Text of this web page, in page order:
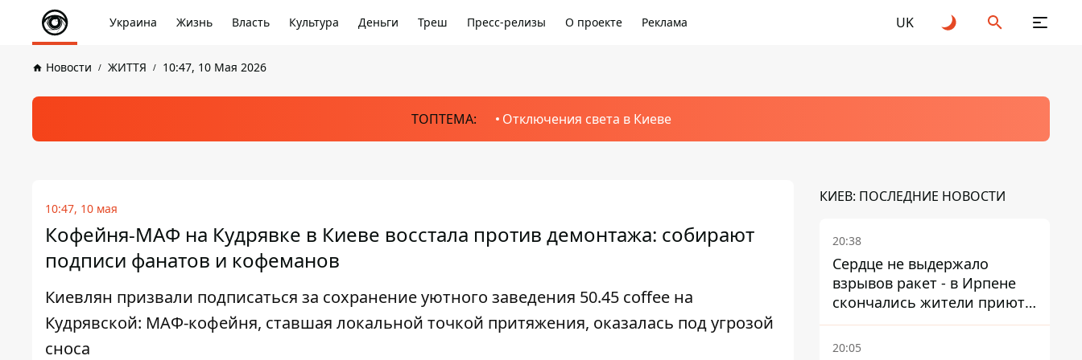
Украина Жизнь Власть Культура Деньги Треш Пресс-релизы О проекте Реклама UK
Новости ЖИТТЯ 10:47, 10 Мая 2026
ТОПТЕМА: Отключения света в Киеве
10:47, 10 мая
Кофейня-МАФ на Кудрявке в Киеве восстала против демонтажа: собирают
подписи фанатов и кофеманов
Киевлян призвали подписаться за сохранение уютного заведения 50.45 coffee на
Кудрявской: МАФ-кофейня, ставшая локальной точкой притяжения, оказалась под угрозой
сноса
КИЕВ: ПОСЛЕДНИЕ НОВОСТИ
20:38
Сердце не выдержало
взрывов ракет - в Ирпене
скончались жители приюта
для собак с инвалидностью
20:05